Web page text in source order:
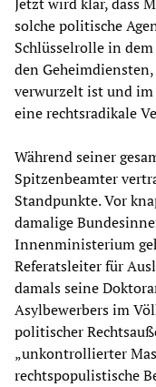
solche politische
Schlüsselrolle in
den
verwurzelt ist und
eine rechtsradikale
Während seiner
Spitzenbeamter
Standpunkte. Vor
damalige
Innenministerium
Referatsleiter für
damals seine
Asylbewerbers im
politischer
„unkontrollierter
rechtspopulistische